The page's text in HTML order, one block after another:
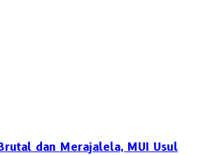
dan Merajalela, MUI Usul